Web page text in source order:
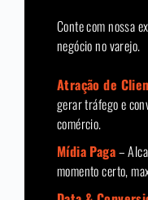
Conte com nossa
negócio no varejo.
Atração de
gerar tráfego e
comércio.
Mídia Paga–
momento certo,